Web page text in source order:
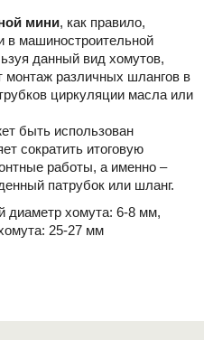
мини, как правило,
в машиностроительной
данный вид хомутов,
монтаж различных шлангов в
циркуляции масла или
быть использован
сократить итоговую
работы, а именно –
патрубок или шланг.
диаметр хомута: 6-8 мм,
25-27 мм